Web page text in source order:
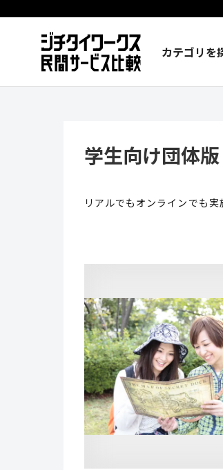
カテゴリを
学生向け団体
リアルでもオンラインでも